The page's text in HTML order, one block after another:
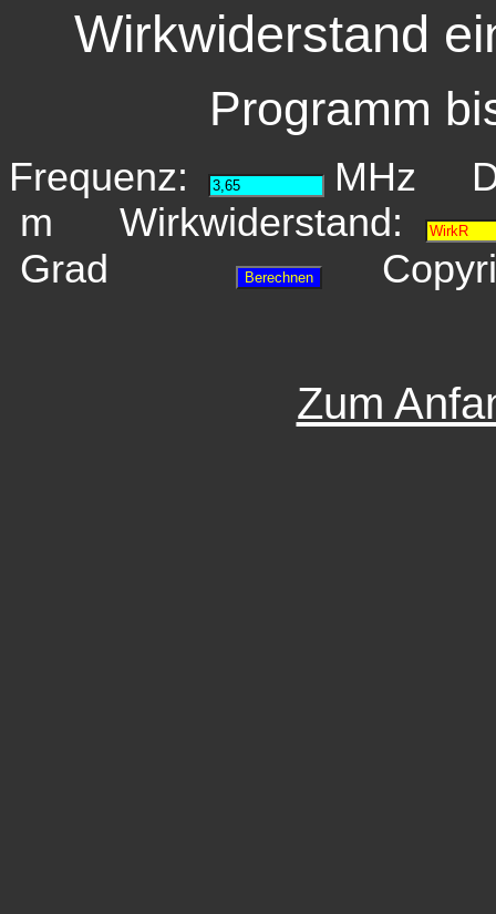
Wirkwiderstand
Programm
Frequenz:
MHz
m Wirkwiderstand:
Grad
Zum